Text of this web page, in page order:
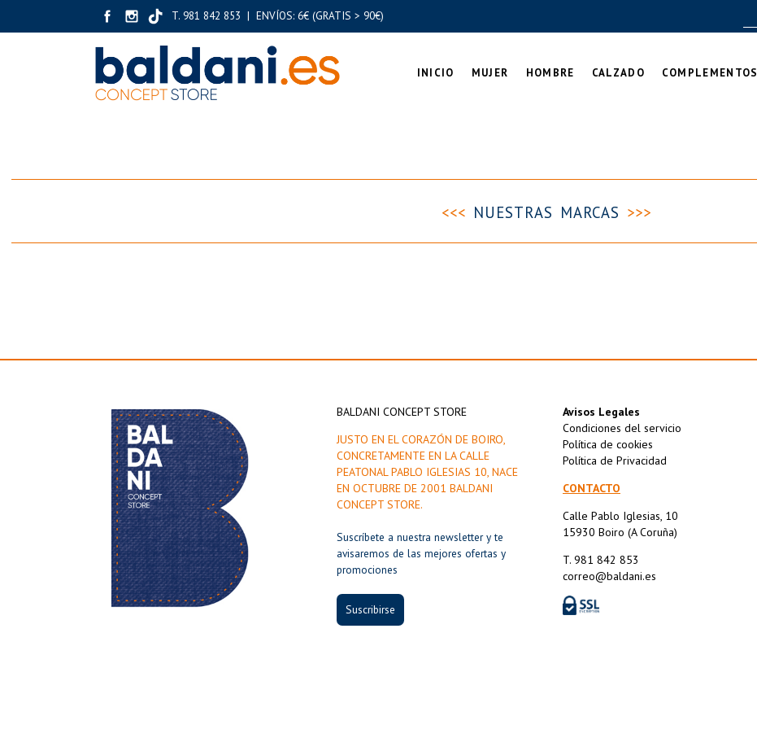
T. 981 842 853 | ENVÍOS: 6€ (GRATIS > 90€)
INICIO MUJER HOMBRE CALZADO COMPLEMENTOS
<<< NUESTRAS MARCAS >>>
BALDANI CONCEPT STORE
JUSTO EN EL CORAZÓN DE BOIRO,
CONCRETAMENTE EN LA CALLE
PEATONAL PABLO IGLESIAS 10, NACE
EN OCTUBRE DE 2001 BALDANI
CONCEPT STORE.
Suscríbete a nuestra newsletter y te
avisaremos de las mejores ofertas y
promociones
Suscribirse
Avisos Legales
Condiciones del servicio
Política de cookies
Política de Privacidad
CONTACTO
Calle Pablo Iglesias, 10
15930 Boiro (A Coruña)
T. 981 842 853
correo@baldani.es